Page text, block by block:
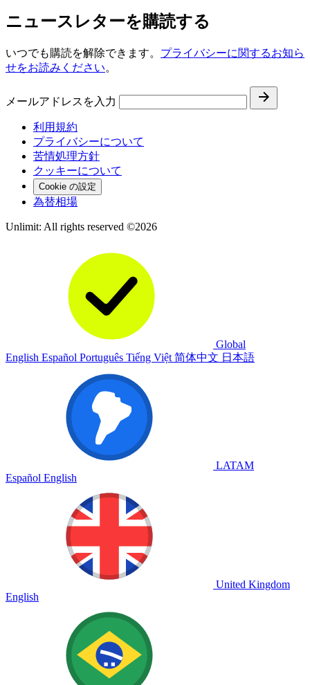
ニュースレターを購読する
いつでも購読を解除できます。 プライバシーに関するお知ら
せをお読みください。
メールアドレスを入力
利用規約
プライバシーについて
苦情処理方針
クッキーについて
Cookie の設定
為替相場
Unlimit: All rights reserved ©2026
Global
English Español Português Tiếng Việt 简体中文 日本語
LATAM
Español English
United Kingdom
English